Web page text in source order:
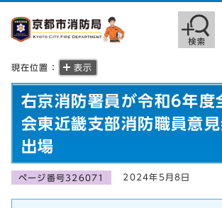
現在位置： 表示
右京消防署員が令和6年度
会東近畿支部消防職員意
出場
ページ番号326071 2024年5月8日